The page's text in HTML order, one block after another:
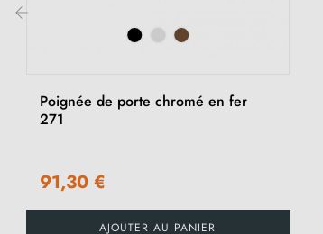
Poignée de porte chromé en fer
271
91,30 €
AJOUTER AU PANIER